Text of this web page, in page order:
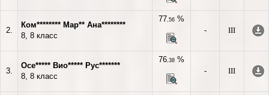
2.
Ком******** Мар** Ана********
8, 8 класс
77,56 %
-
III
3.
Осе***** Вио***** Рус*******
8, 8 класс
76,38 %
-
III